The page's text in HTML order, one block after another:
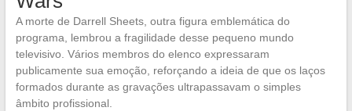
A morte de Darrell Sheets, outra figura emblemática do
programa, lembrou a fragilidade desse pequeno mundo
televisivo. Vários membros do elenco expressaram
publicamente sua emoção, reforçando a ideia de que os laços
formados durante as gravações ultrapassavam o simples
âmbito profissional.